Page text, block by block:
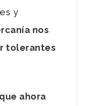
y
nos
tolerantes
ahora